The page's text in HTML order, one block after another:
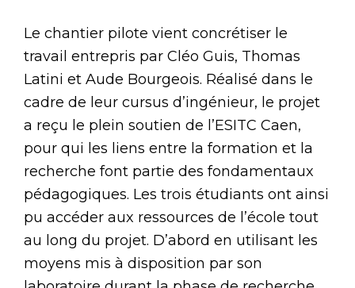
Le chantier pilote vient concrétiser le
travail entrepris par Cléo Guis, Thomas
Latini et Aude Bourgeois. Réalisé dans le
cadre de leur cursus d’ingénieur, le projet
a reçu le plein soutien de l’ESITC Caen,
pour qui les liens entre la formation et la
recherche font partie des fondamentaux
pédagogiques. Les trois étudiants ont ainsi
pu accéder aux ressources de l’école tout
au long du projet. D’abord en utilisant les
moyens mis à disposition par son